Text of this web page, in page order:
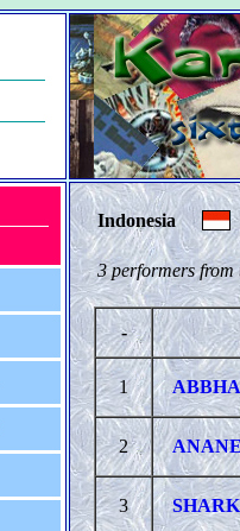
Indonesia
3 performers from
-
1
2
3